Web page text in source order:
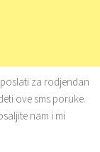
za rodjendan
ove sms poruke.
nam i mi